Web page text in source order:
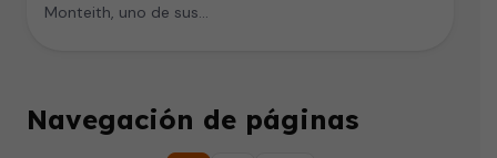
Monteith, uno de sus…
Navegación de páginas